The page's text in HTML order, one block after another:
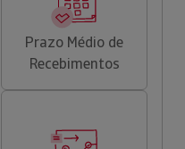
Prazo Médio de
Recebimentos